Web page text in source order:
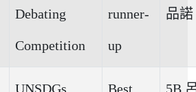
Debating
Competition
runner-
up
品諾
UNSDGs Best 5B